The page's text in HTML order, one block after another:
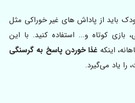
باید از پاداش های غیر خوراکی مثل
بازی کوتاه و... استفاده کنید. با این
اینکه غذا خوردن پاسخ به گرسنگی
را یاد می‌گیرد.